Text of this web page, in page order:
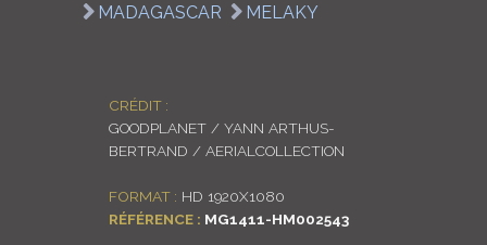
MADAGASCAR MELAKY
CRÉDIT :
GOODPLANET / YANN ARTHUS-
BERTRAND / AERIALCOLLECTION
FORMAT : HD 1920X1080
RÉFÉRENCE : MG1411-HM002543